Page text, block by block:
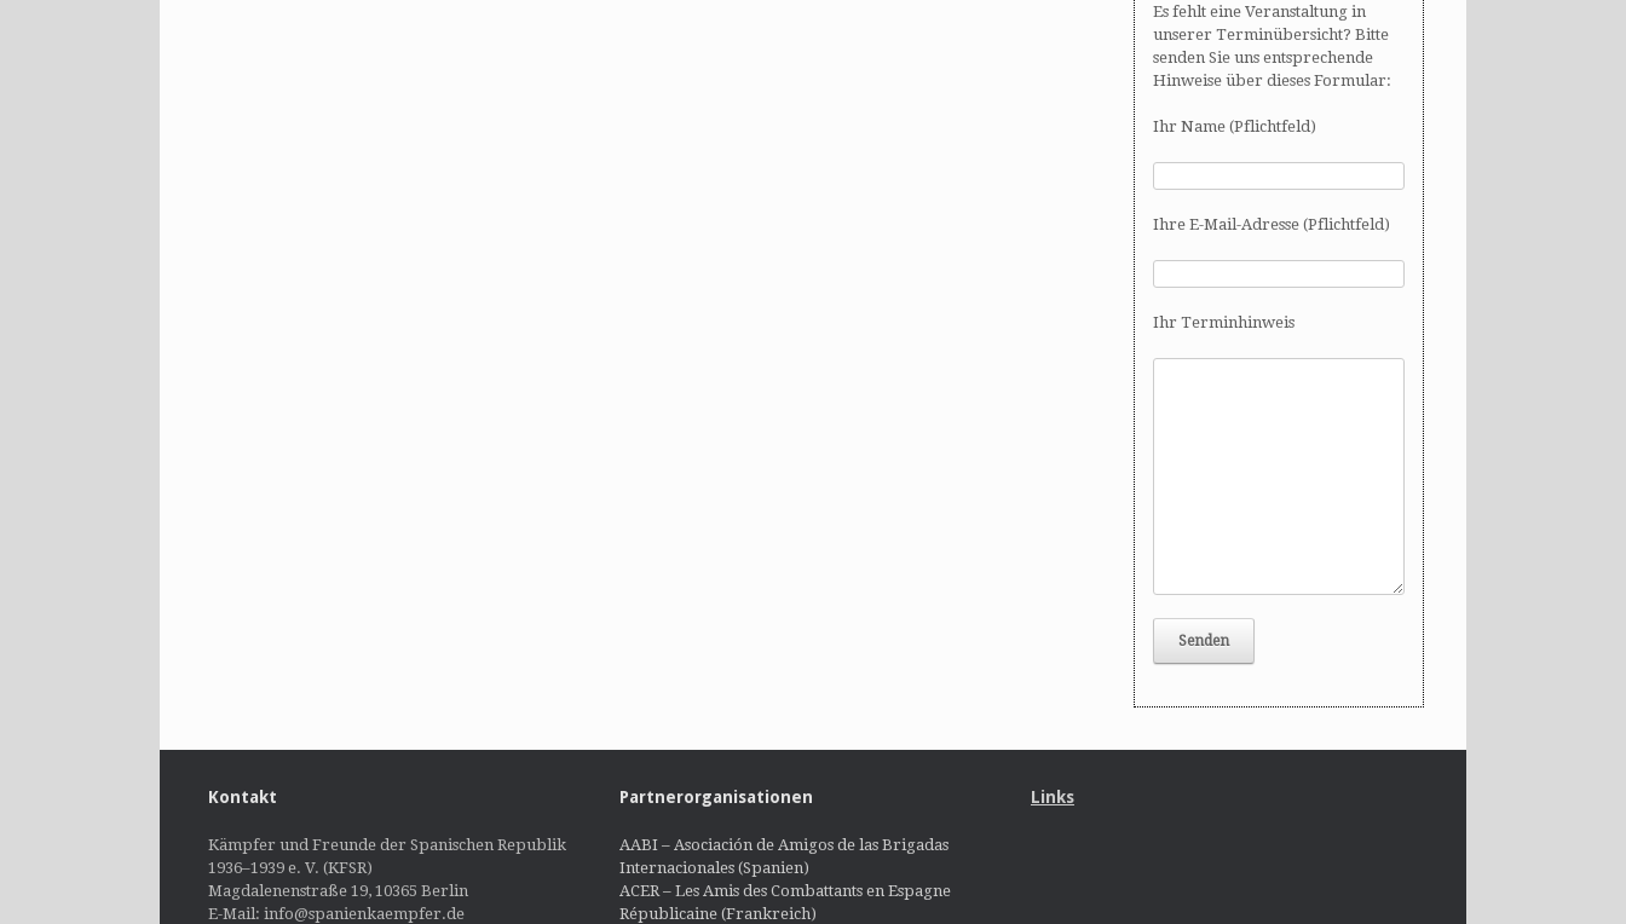
Es fehlt eine Veranstaltung in
unserer Terminübersicht? Bitte
senden Sie uns entsprechende
Hinweise über dieses Formular:
Ihr Name (Pflichtfeld)
Ihre E-Mail-Adresse (Pflichtfeld)
Ihr Terminhinweis
Kontakt
Kämpfer und Freunde der Spanischen Republik
1936–1939 e. V. (KFSR)
Magdalenenstraße 19, 10365 Berlin
E-Mail: info@spanienkaempfer.de
Partnerorganisationen
AABI – Asociación de Amigos de las Brigadas
Internacionales (Spanien)
ACER – Les Amis des Combattants en Espagne
Républicaine (Frankreich)
Links